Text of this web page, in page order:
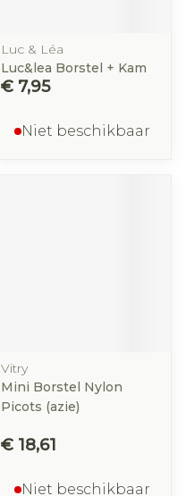
Luc & Léa
Luc&lea Borstel + Kam
€ 7,95
Niet beschikbaar
Vitry
Mini Borstel Nylon
Picots (azie)
€ 18,61
Niet beschikbaar